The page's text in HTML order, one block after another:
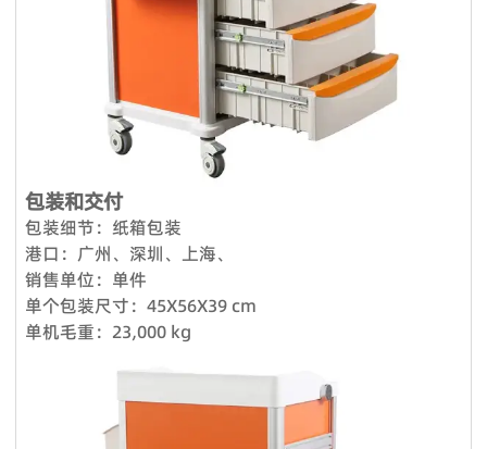
包装和交付
包装细节：纸箱包装
港口：广州、深圳、上海、
销售单位：单件
单个包装尺寸：45X56X39 cm
单机毛重：23,000 kg